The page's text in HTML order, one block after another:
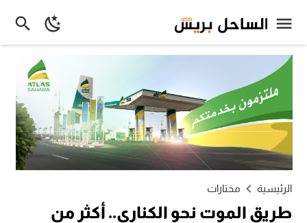
الرئيسية مختارات
طريق الموت نحو الكناري.. أكثر من